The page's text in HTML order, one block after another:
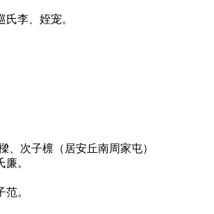
李、姪宠。
次子檩（居安丘南周家屯）
。
。